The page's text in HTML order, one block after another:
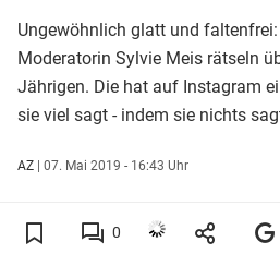
Ungewöhnlich glatt und
Moderatorin Sylvie Meis rätseln
Jährigen. Die hat auf Instagram
sie viel sagt - indem sie nichts
AZ | 07. Mai 2019 - 16:43 Uhr
0